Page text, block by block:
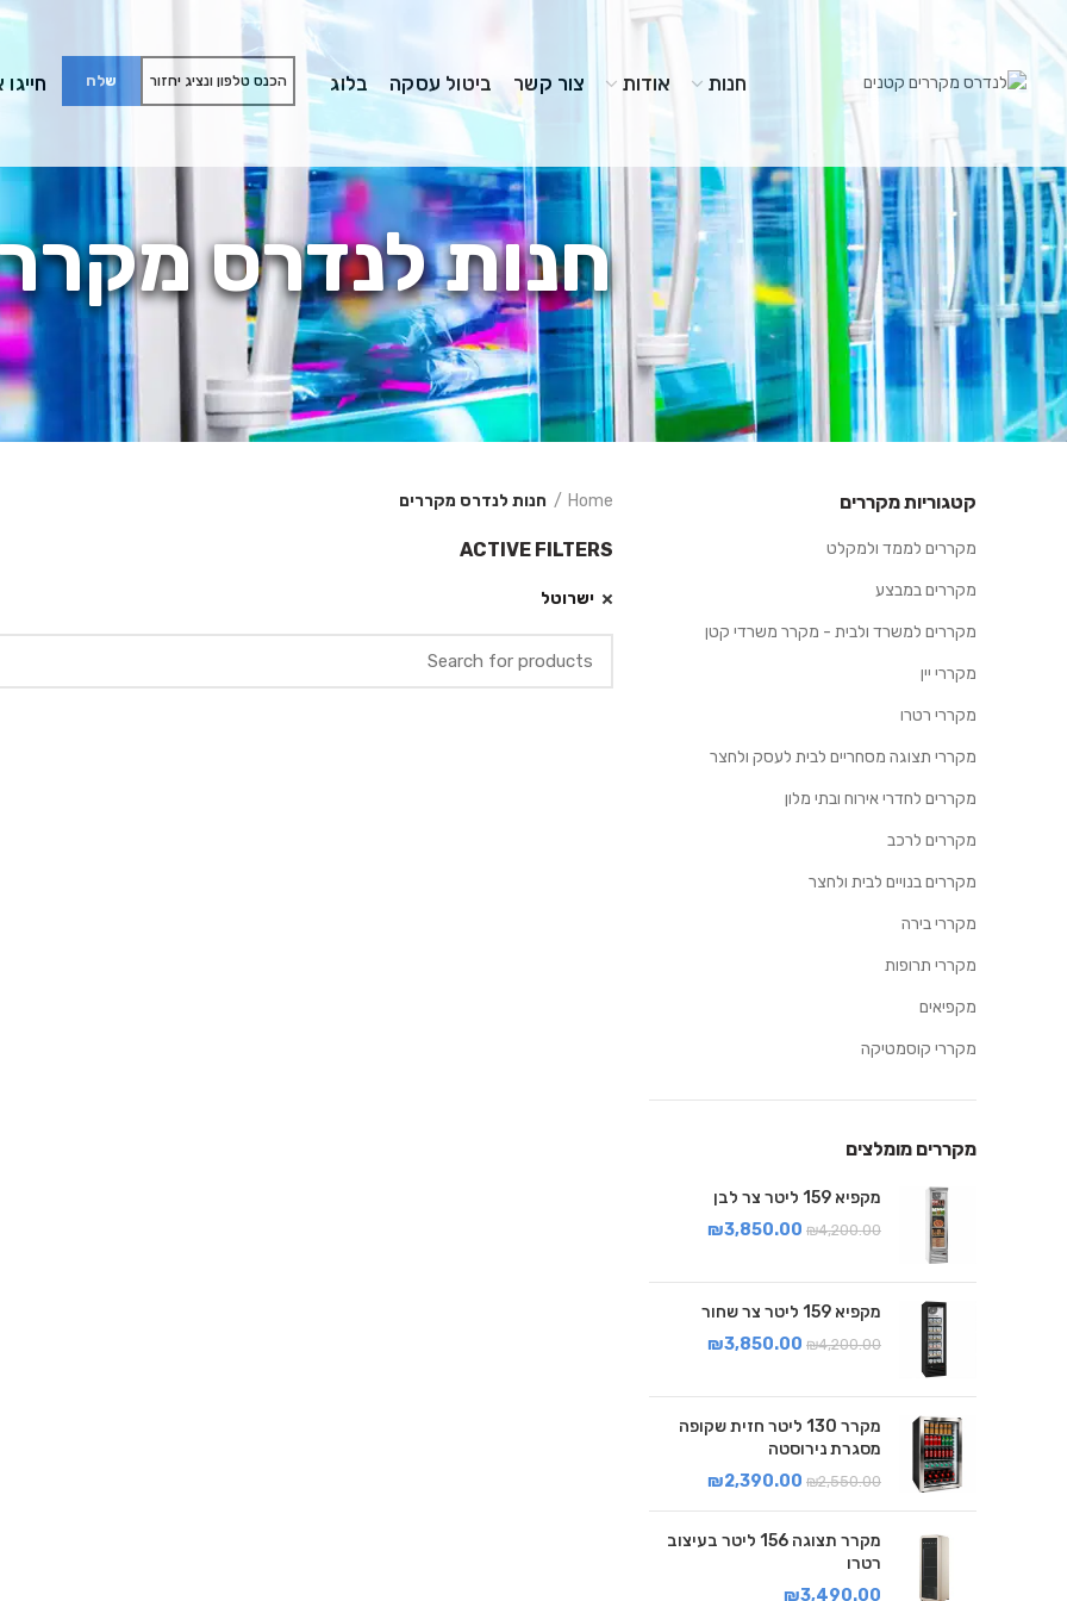
חנות אודות צור קשר ביטול עסקה בלוג חייגו
חנות לנדרס
Home חנות לנדרס מקררים
ACTIVE FILTERS
ישרוטל
for:
קטגוריות מקררים
מקררים לממד ולמקלט
מקררים במבצע
מקררים למשרד ולבית - מקרר משרדי קטן
מקררי יין
מקררי רטרו
מקררי תצוגה מסחריים לבית לעסק ולחצר
מקררים לחדרי אירוח ובתי מלון
מקררים לרכב
מקררים בנויים לבית ולחצר
מקררי בירה
מקררי תרופות
מקפיאים
מקררי קוסמטיקה
מקררים מומלצים
מקפיא 159 ליטר צר לבן
₪4,200.00
₪3,850.00
מקפיא 159 ליטר צר שחור
₪4,200.00
₪3,850.00
מקרר 130 ליטר חזית שקופה
מסגרת נירוסטה
₪2,550.00
₪2,390.00
מקרר תצוגה 156 ליטר בעיצוב
רטרו
₪3,490.00